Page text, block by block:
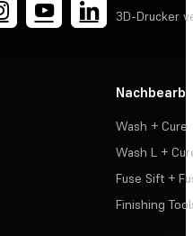
3D-Drucker
Wash + Cure
Wash L +
Fuse Sift +
Finishing